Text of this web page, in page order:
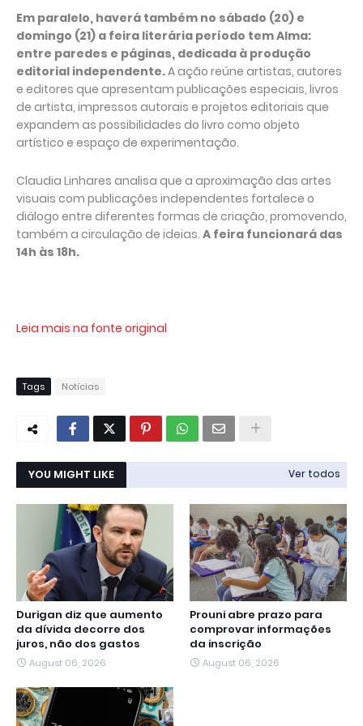
Em paralelo, haverá também no sábado (20) e
domingo (21) a feira literária período tem Alma:
entre paredes e páginas, dedicada à produção
editorial independente.A ação reúne artistas, autores
e editores que apresentam publicações especiais, livros
de artista, impressos autorais e projetos editoriais que
expandem as possibilidades do livro como objeto
artístico e espaço de experimentação.
Claudia Linhares analisa que a aproximação das artes
visuais com publicações independentes fortalece o
diálogo entre diferentes formas de criação, promovendo,
também a circulação de ideias. A feira funcionará das
14h às 18h.
Leia mais na fonte original
Tags Notícias
YOU MIGHT LIKE Ver todos
Durigan diz que aumento
da dívida decorre dos
juros, não dos gastos
August 06, 2026
Prouni abre prazo para
comprovar informações
da inscrição
August 06, 2026